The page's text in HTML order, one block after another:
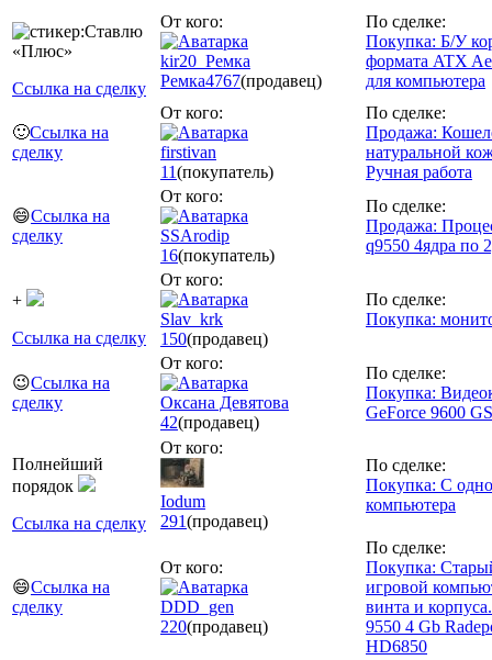
Ссылка на сделку
От кого:
kir20_Ремка
Ремка4767(продавец)
По сделке:
Покупка: Б/У
формата ATX
для компьютера
🙂Ссылка на
сделку
От кого:
firstivan
11(покупатель)
По сделке:
Продажа:
натуральной
Ручная работа
😄Ссылка на
сделку
От кого:
SSArodip
16(покупатель)
По сделке:
Продажа:
q9550 4ядра по
+
Ссылка на сделку
От кого:
Slav_krk
150(продавец)
По сделке:
Покупка:
😉Ссылка на
сделку
От кого:
Оксана Девятова
42(продавец)
По сделке:
Покупка:
GeForce 9600
Полнейший
порядок
Ссылка на сделку
От кого:
Iodum
291(продавец)
По сделке:
Покупка: С
компьютера
😄Ссылка на
сделку
От кого:
DDD_gen
220(продавец)
По сделке:
Покупка:
игровой
винта и
9550 4 Gb
HD6850